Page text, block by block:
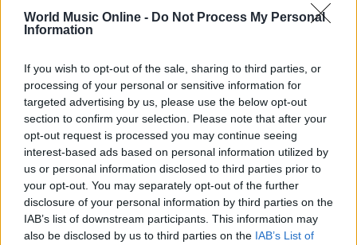
World Music Online - Do Not Process My Personal
Information
If you wish to opt-out of the sale, sharing to third parties, or
processing of your personal or sensitive information for
targeted advertising by us, please use the below opt-out
section to confirm your selection. Please note that after your
opt-out request is processed you may continue seeing
interest-based ads based on personal information utilized by
us or personal information disclosed to third parties prior to
your opt-out. You may separately opt-out of the further
disclosure of your personal information by third parties on the
IAB’s list of downstream participants. This information may
also be disclosed by us to third parties on the IAB’s List of
Continua a leggere
NEWS